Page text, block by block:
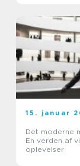
15. januar
Det moderne
En verden af
oplevelser